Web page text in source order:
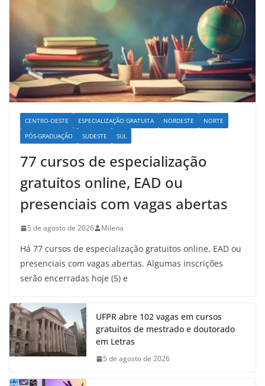
CENTRO-OESTE ESPECIALIZAÇÃO GRATUITA NORDESTE
NORTE
PÓS-GRADUAÇÃO
SUDESTE SUL
77 cursos de especialização
gratuitos online, EAD ou
presenciais com vagas abertas
5 de agosto de 2026 Milena
Há 77 cursos de especialização gratuitos online, EAD ou
presenciais com vagas abertas. Algumas inscrições
serão encerradas hoje (5) e
UFPR abre 102 vagas em cursos
gratuitos de mestrado e doutorado
em Letras
5 de agosto de 2026